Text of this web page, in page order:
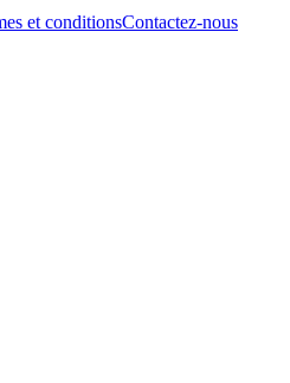
et conditionsContactez-nous